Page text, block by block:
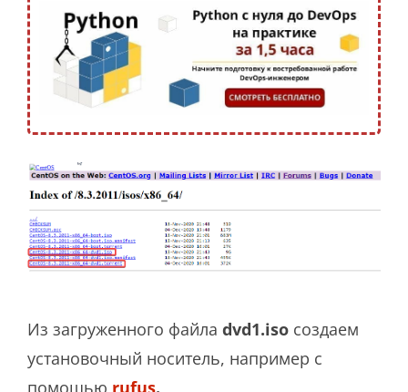
Из загруженного файла dvd1.iso создаем
установочный носитель, например с
помощью rufus.